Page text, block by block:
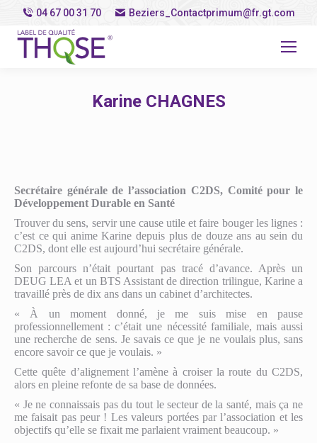
04 67 00 31 70 Beziers_Contactprimum@fr.gt.com
Karine CHAGNES
Secrétaire générale de l’association C2DS, Comité pour le
Développement Durable en Santé
Trouver du sens, servir une cause utile et faire bouger les lignes :
c’est ce qui anime Karine depuis plus de douze ans au sein du
C2DS, dont elle est aujourd’hui secrétaire générale.
Son parcours n’était pourtant pas tracé d’avance. Après un
DEUG LEA et un BTS Assistant de direction trilingue, Karine a
travaillé près de dix ans dans un cabinet d’architectes.
« À un moment donné, je me suis mise en pause
professionnellement : c’était une nécessité familiale, mais aussi
une recherche de sens. Je savais ce que je ne voulais plus, sans
encore savoir ce que je voulais. »
Cette quête d’alignement l’amène à croiser la route du C2DS,
alors en pleine refonte de sa base de données.
« Je ne connaissais pas du tout le secteur de la santé, mais ça ne
me faisait pas peur ! Les valeurs portées par l’association et les
objectifs qu’elle se fixait me parlaient vraiment beaucoup. »